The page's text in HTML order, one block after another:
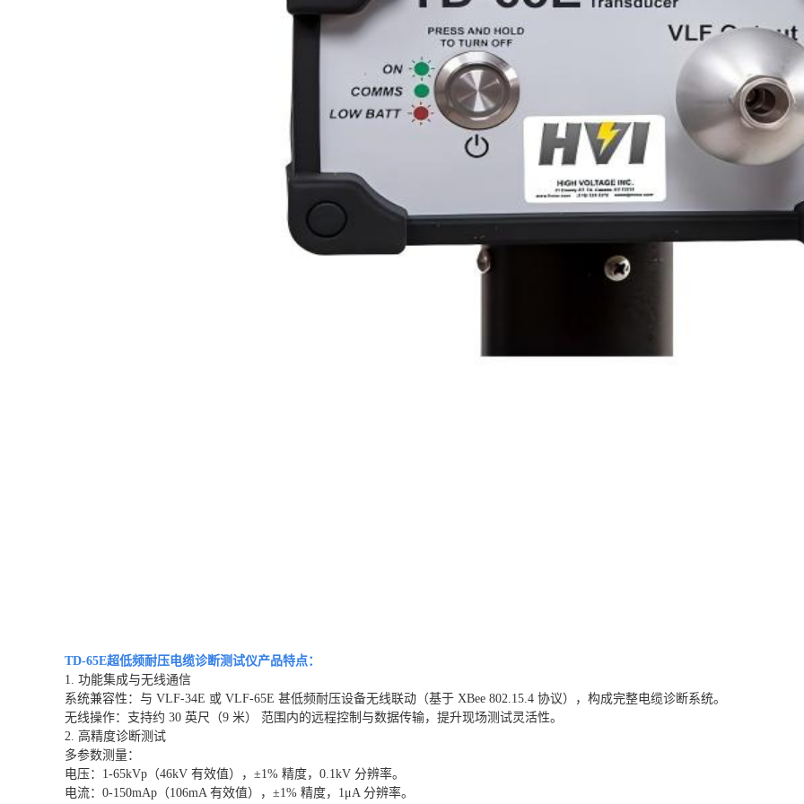
TD-65E超低频耐压电缆诊断测试仪产品特点：
1. 功能集成与无线通信
系统兼容性：与 VLF-34E 或 VLF-65E 甚低频耐压设备无线联动（基于 XBee 802.15.4 协议），构成完整电缆诊断系统。
无线操作：支持约 30 英尺（9 米） 范围内的远程控制与数据传输，提升现场测试灵活性。
2. 高精度诊断测试
多参数测量：
电压：1-65kVp（46kV 有效值），±1% 精度，0.1kV 分辨率。
电流：0-150mAp（106mA 有效值），±1% 精度，1μA 分辨率。